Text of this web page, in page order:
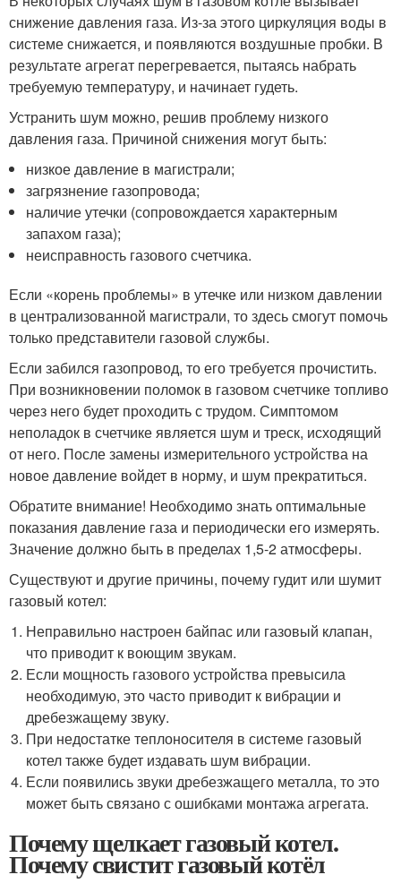
снижение давления газа. Из-за этого циркуляция воды в
системе снижается, и появляются воздушные пробки. В
результате агрегат перегревается, пытаясь набрать
требуемую температуру, и начинает гудеть.
Устранить шум можно, решив проблему низкого
давления газа. Причиной снижения могут быть:
низкое давление в магистрали;
загрязнение газопровода;
наличие утечки (сопровождается характерным
запахом газа);
неисправность газового счетчика.
Если «корень проблемы» в утечке или низком давлении
в централизованной магистрали, то здесь смогут помочь
только представители газовой службы.
Если забился газопровод, то его требуется прочистить.
При возникновении поломок в газовом счетчике топливо
через него будет проходить с трудом. Симптомом
неполадок в счетчике является шум и треск, исходящий
от него. После замены измерительного устройства на
новое давление войдет в норму, и шум прекратиться.
Обратите внимание! Необходимо знать оптимальные
показания давление газа и периодически его измерять.
Значение должно быть в пределах 1,5-2 атмосферы.
Существуют и другие причины, почему гудит или шумит
газовый котел:
Неправильно настроен байпас или газовый клапан,
что приводит к воющим звукам.
Если мощность газового устройства превысила
необходимую, это часто приводит к вибрации и
дребезжащему звуку.
При недостатке теплоносителя в системе газовый
котел также будет издавать шум вибрации.
Если появились звуки дребезжащего металла, то это
может быть связано с ошибками монтажа агрегата.
Почему щелкает газовый котел.
Почему свистит газовый котёл